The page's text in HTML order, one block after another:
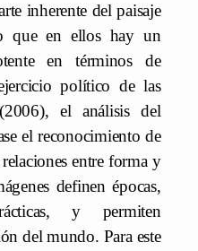
inherente del paisaje
que en ellos hay un
en términos de
político de las
el análisis del
el reconocimiento de
entre forma y
definen épocas,
y permiten
del mundo. Para este